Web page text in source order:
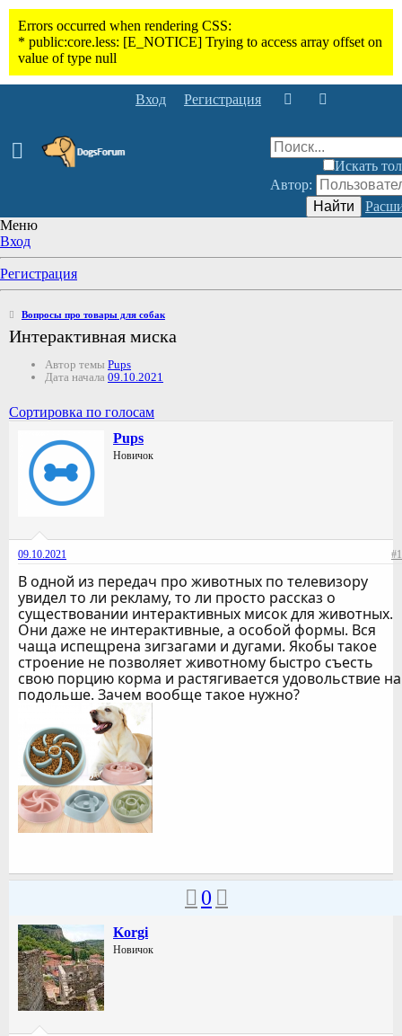
Вход Регистрация
Искать
Автор:
Найти
Меню
Вход
Регистрация
Вопросы про товары для собак
Интерактивная миска
Автор темы Pups
Дата начала 09.10.2021
Сортировка по голосам
Pups
Новичок
09.10.2021 #1
В одной из передач про животных по телевизору
увидел то ли рекламу, то ли просто рассказ о
существовании интерактивных мисок для животных.
Они даже не интерактивные, а особой формы. Вся
чаща испещрена зигзагами и дугами. Якобы такое
строение не позволяет животному быстро съесть
свою порцию корма и растягивается удовольствие на
подольше. Зачем вообще такое нужно?
0
Korgi
Новичок